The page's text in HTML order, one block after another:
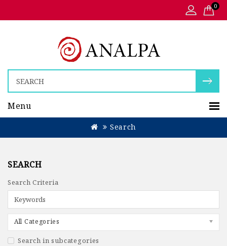
0
Menu
Search
SEARCH
Search Criteria
All Categories
Search in subcategories